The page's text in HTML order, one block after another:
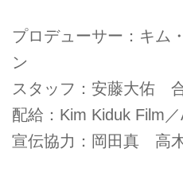
プロデューサー：キム
ン
スタッフ：安藤大佑
配給：Kim Kiduk
宣伝協力：岡田真 高